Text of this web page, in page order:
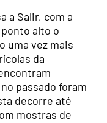
a Salir, com a
alto o
uma vez mais
da
passado foram
decorre até
mostras de